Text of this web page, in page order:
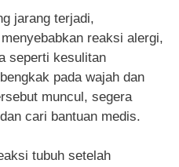
jarang terjadi,
reaksi alergi,
seperti kesulitan
pada wajah dan
muncul, segera
cari bantuan medis.
tubuh setelah